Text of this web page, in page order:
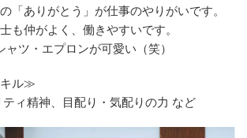
「ありがとう」が仕事のやりがいです。
も仲がよく、働きやすいです。
ャツ・エプロンが可愛い（笑）
ル≫
ティ精神、目配り・気配りの力 など